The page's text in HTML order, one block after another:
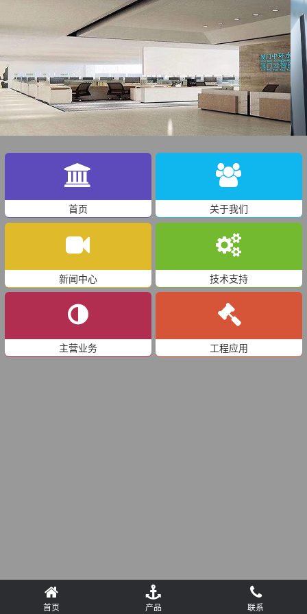
首页 关于我们
新闻中心 技术支持
主营业务 工程应用
首页 产品 联系